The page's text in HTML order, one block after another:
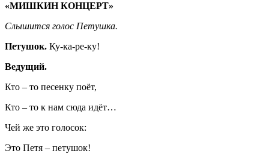
«МИШКИН КОНЦЕРТ»
Слышится голос Петушка.
Петушок. Ку-ка-ре-ку!
Ведущий.
Кто – то песенку поёт,
Кто – то к нам сюда идёт…
Чей же это голосок:
Это Петя – петушок!